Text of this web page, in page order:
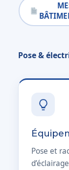
Pose &
Pose et